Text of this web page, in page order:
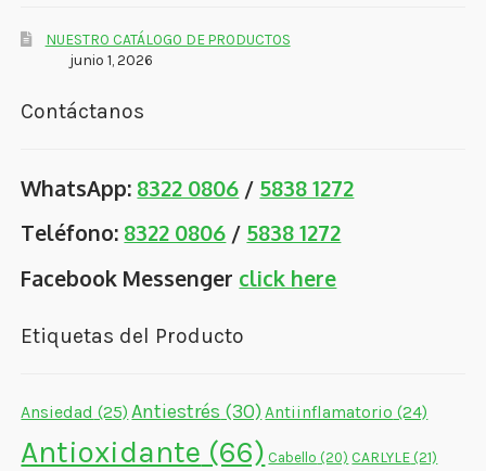
NUESTRO CATÁLOGO DE PRODUCTOS
junio 1, 2026
Contáctanos
WhatsApp: 8322 0806 / 5838 1272
Teléfono: 8322 0806 / 5838 1272
Facebook Messenger click here
Etiquetas del Producto
Ansiedad (25) Antiestrés (30)Antiinflamatorio (24)
Antioxidante (66) Cabello (20) CARLYLE(21)